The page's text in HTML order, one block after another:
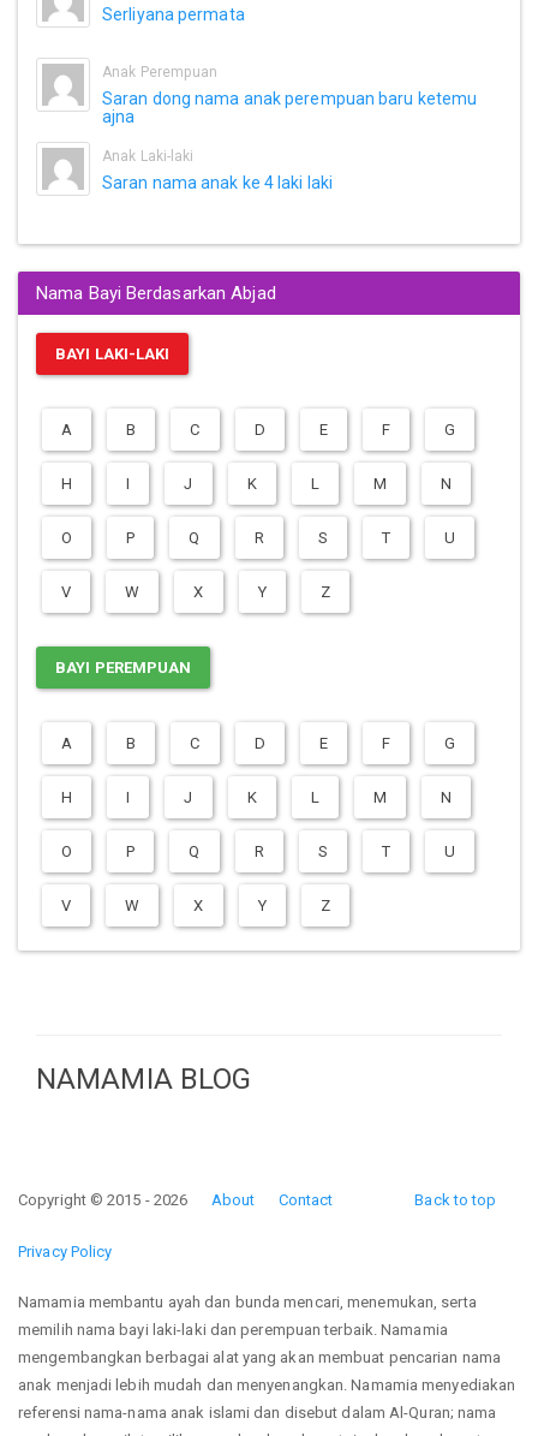
Serliyana permata
Anak Perempuan
Saran dong nama anak perempuan baru ketemu
ajna
Anak Laki-laki
Saran nama anak ke 4 laki laki
Nama Bayi Berdasarkan Abjad
BAYI LAKI-LAKI
A B C D E F G
H I J K L M N
O P Q R S T U
V W X Y Z
BAYI PEREMPUAN
A B C D E F G
H I J K L M N
O P Q R S T U
V W X Y Z
NAMAMIA BLOG
Back to top
Copyright © 2015 - 2026 About Contact
Privacy Policy
Namamia membantu ayah dan bunda mencari, menemukan, serta
memilih nama bayi laki-laki dan perempuan terbaik. Namamia
mengembangkan berbagai alat yang akan membuat pencarian nama
anak menjadi lebih mudah dan menyenangkan. Namamia menyediakan
referensi nama-nama anak islami dan disebut dalam Al-Quran; nama